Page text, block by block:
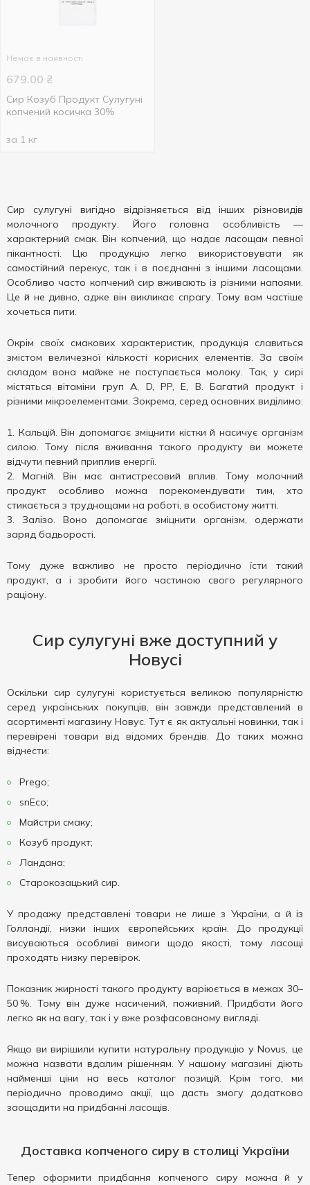
Немає в наявності
679.00 ₴
Сир Козуб Продукт Сулугуні
копчений косичка 30%
за 1 кг
Сир сулугуні вигідно відрізняється від інших різновидів
молочного продукту. Його головна особливість —
характерний смак. Він копчений, що надає ласощам певної
пікантності. Цю продукцію легко використовувати як
самостійний перекус, так і в поєднанні з іншими ласощами.
Особливо часто копчений сир вживають із різними напоями.
Це й не дивно, адже він викликає спрагу. Тому вам частіше
хочеться пити.
Окрім своїх смакових характеристик, продукція славиться
змістом величезної кількості корисних елементів. За своїм
складом вона майже не поступається молоку. Так, у сирі
містяться вітаміни груп A, D, PP, E, B. Багатий продукт і
різними мікроелементами. Зокрема, серед основних виділимо:
Кальцій. Він допомагає зміцнити кістки й насичує організм
силою. Тому після вживання такого продукту ви можете
відчути певний приплив енергії.
Магній. Він має антистресовий вплив. Тому молочний
продукт особливо можна порекомендувати тим, хто
стикається з труднощами на роботі, в особистому житті.
Залізо. Воно допомагає зміцнити організм, одержати
заряд бадьорості.
Тому дуже важливо не просто періодично їсти такий
продукт, а і зробити його частиною свого регулярного
раціону.
Сир сулугуні вже доступний у
Новусі
Оскільки сир сулугуні користується великою популярністю
серед українських покупців, він завжди представлений в
асортименті магазину Новус. Тут є як актуальні новинки, так і
перевірені товари від відомих брендів. До таких можна
віднести:
Prego;
snEco;
Майстри смаку;
Козуб продукт;
Ландана;
Старокозацький сир.
У продажу представлені товари не лише з України, а й із
Голландії, низки інших європейських країн. До продукції
висуваються особливі вимоги щодо якості, тому ласощі
проходять низку перевірок.
Показник жирності такого продукту варіюється в межах 30–
50 %. Тому він дуже насичений, поживний. Придбати його
легко як на вагу, так і у вже розфасованому вигляді.
Якщо ви вирішили купити натуральну продукцію у Novus, це
можна назвати вдалим рішенням. У нашому магазині діють
найменші ціни на весь каталог позицій. Крім того, ми
періодично проводимо акції, що дасть змогу додатково
заощадити на придбанні ласощів.
Доставка копченого сиру в столиці України
Тепер оформити придбання копченого сиру можна й у